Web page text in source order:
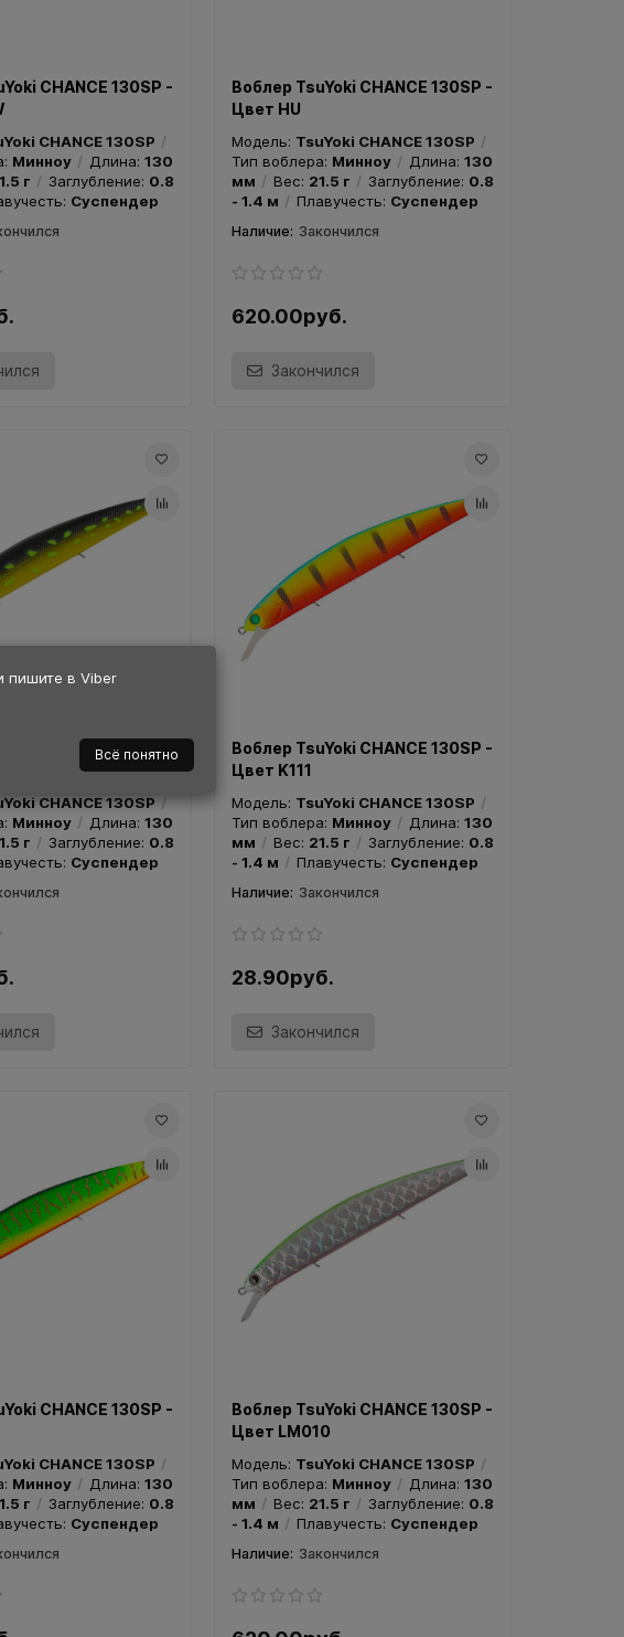
CHANCE 130SP
CHANCE 130SP
Минноу
г
Воблер TsuYoki MOVER 128SP -
TsuYoki MOVER 128SP
Тип воблера:Минноу
Вес:26.0 г
0.8 - 1.8 м
Суспендер
Закончился
31.10руб.
CHANCE 130SP -
CHANCE 130SP
Минноу Длина: 130
г Заглубление: 0.8
Суспендер
Воблер TsuYoki CHANCE 130SP -
Цвет HU
Модель: TsuYoki CHANCE 130SP
Тип воблера: Минноу Длина: 130
мм
Вес: 21.5 г Заглубление: 0.8
- 1.4 м
Плавучесть: Суспендер
Закончился
620.00руб.
Закончился
CHANCE 130SP -
CHANCE 130SP
Минноу Длина: 130
г Заглубление: 0.8
Суспендер
Воблер TsuYoki CHANCE 130SP -
Цвет K111
Модель: TsuYoki CHANCE 130SP
Тип воблера: Минноу Длина: 130
мм
Вес: 21.5 г Заглубление: 0.8
- 1.4 м
Плавучесть: Суспендер
Закончился
28.90руб.
Закончился
CHANCE 130SP -
CHANCE 130SP
Минноу Длина: 130
г Заглубление: 0.8
Суспендер
Воблер TsuYoki CHANCE 130SP -
Цвет LM010
Модель: TsuYoki CHANCE 130SP
Тип воблера: Минноу Длина: 130
мм
Вес: 21.5 г Заглубление: 0.8
- 1.4 м
Плавучесть: Суспендер
Закончился
пишите в Viber
Всё понятно